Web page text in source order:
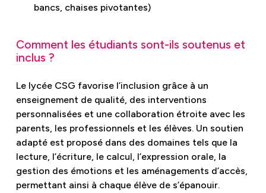
bancs, chaises pivotantes)
Comment les étudiants sont-ils soutenus et
inclus ?
Le lycée CSG favorise l’inclusion grâce à un
enseignement de qualité, des interventions
personnalisées et une collaboration étroite avec les
parents, les professionnels et les élèves. Un soutien
adapté est proposé dans des domaines tels que la
lecture, l’écriture, le calcul, l’expression orale, la
gestion des émotions et les aménagements d’accès,
permettant ainsi à chaque élève de s’épanouir.